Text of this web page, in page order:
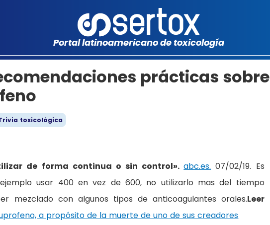
Portal latinoamericano de toxicología
prácticas sobre
toxicológica
de forma continua o sin control».abc.es. 07/02/19. Es
usar 400 en vez de 600, no utilizarlo mas del tiempo
mezclado con algunos tipos de anticoagulantes orales.Leer
a propósito de la muerte de uno de sus creadores